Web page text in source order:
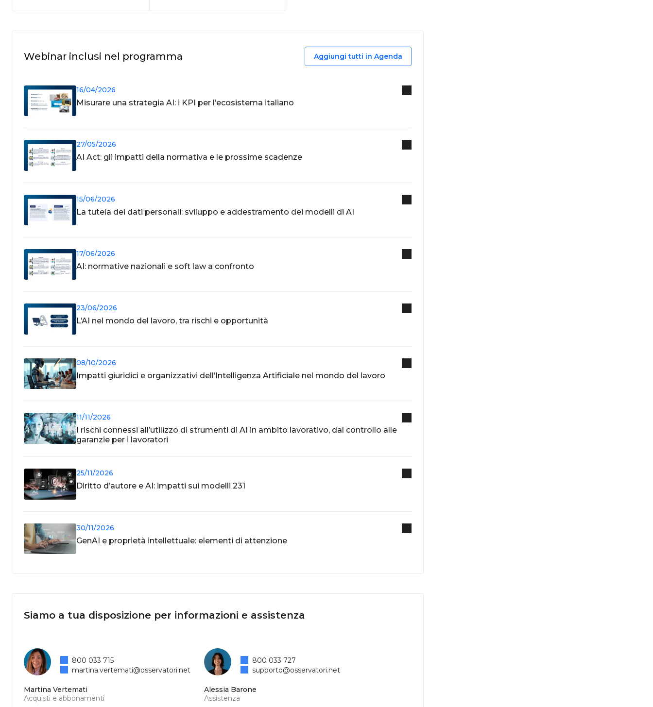
Webinar inclusi nel programma Aggiungi tutti in Agenda
16/04/2026
Misurare una strategia AI: i KPI per l’ecosistema italiano
27/05/2026
AI Act: gli impatti della normativa e le prossime scadenze
15/06/2026
La tutela dei dati personali: sviluppo e addestramento dei modelli di AI
17/06/2026
AI: normative nazionali e soft law a confronto
23/06/2026
L’AI nel mondo del lavoro, tra rischi e opportunità
08/10/2026
Impatti giuridici e organizzativi dell’Intelligenza Artificiale nel mondo del lavoro
11/11/2026
I rischi connessi all’utilizzo di strumenti di AI in ambito lavorativo, dal controllo alle
garanzie per i lavoratori
25/11/2026
Diritto d’autore e AI: impatti sui modelli 231
30/11/2026
GenAI e proprietà intellettuale: elementi di attenzione
Siamo a tua disposizione per informazioni e assistenza
Martina Vertemati
Acquisti e abbonamenti
800 033 715
martina.vertemati@osservatori.net
Alessia Barone
Assistenza
800 033 727
supporto@osservatori.net